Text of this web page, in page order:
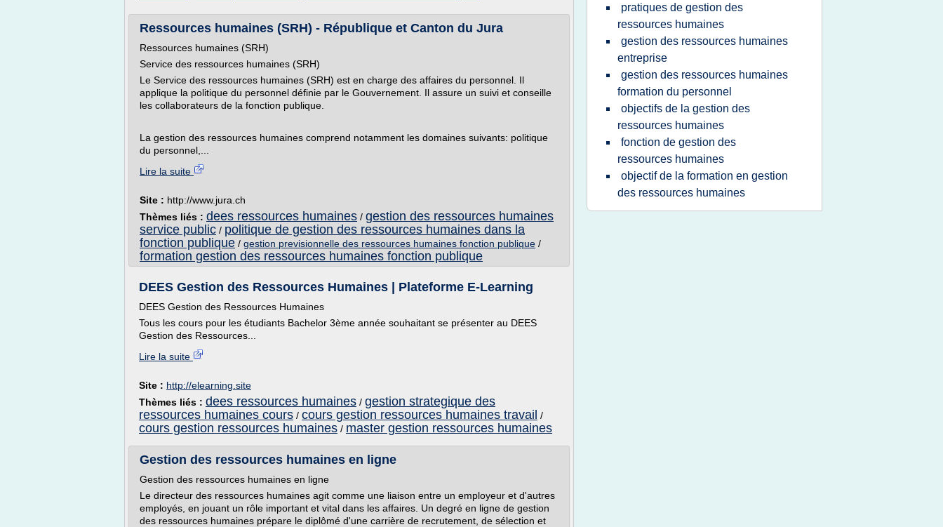
Ressources humaines (SRH) - République et Canton du Jura
Ressources humaines (SRH)
Service des ressources humaines (SRH)
Le Service des ressources humaines (SRH) est en charge des affaires du personnel. Il
applique la politique du personnel définie par le Gouvernement. Il assure un suivi et conseille
les collaborateurs de la fonction publique.
La gestion des ressources humaines comprend notamment les domaines suivants: politique
du personnel,...
Lire la suite
Site : http://www.jura.ch
Thèmes liés : dees ressources humaines / gestion des ressources humaines
service public / politique de gestion des ressources humaines dans la
fonction publique / gestion previsionnelle des ressources humaines fonction publique /
formation gestion des ressources humaines fonction publique
DEES Gestion des Ressources Humaines | Plateforme E-Learning
DEES Gestion des Ressources Humaines
Tous les cours pour les étudiants Bachelor 3ème année souhaitant se présenter au DEES
Gestion des Ressources...
Lire la suite
Site : http://elearning.site
Thèmes liés : dees ressources humaines / gestion strategique des
ressources humaines cours / cours gestion ressources humaines travail /
cours gestion ressources humaines / master gestion ressources humaines
Gestion des ressources humaines en ligne
Gestion des ressources humaines en ligne
Le directeur des ressources humaines agit comme une liaison entre un employeur et d'autres
employés, en jouant un rôle important et vital dans les affaires. Un degré en ligne de gestion
des ressources humaines prépare le diplômé d'une carrière de recrutement, de sélection et
pratiques de gestion des
ressources humaines
gestion des ressources humaines
entreprise
gestion des ressources humaines
formation du personnel
objectifs de la gestion des
ressources humaines
fonction de gestion des
ressources humaines
objectif de la formation en gestion
des ressources humaines